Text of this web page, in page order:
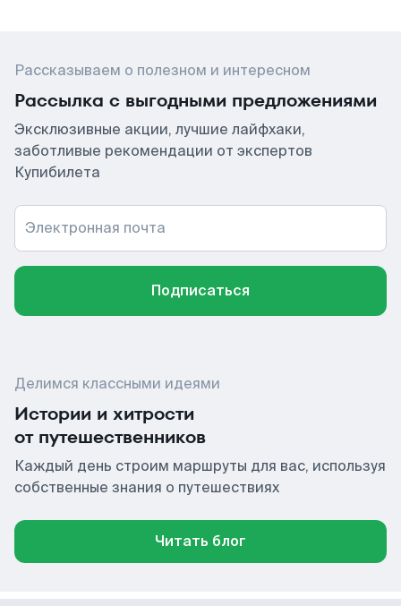
Рассказываем о полезном и интересном
Рассылка с выгодными предложениями
Эксклюзивные акции, лучшие лайфхаки,
заботливые рекомендации от экспертов
Купибилета
Электронная почта
Подписаться
Делимся классными идеями
Истории и хитрости
от путешественников
Каждый день строим маршруты для вас, используя
собственные знания о путешествиях
Читать блог